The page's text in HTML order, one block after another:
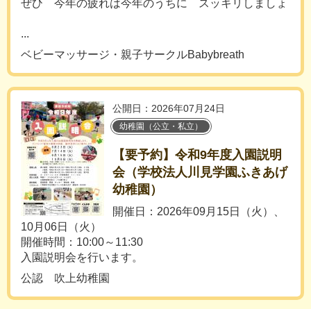
ぜひ 今年の疲れは今年のうちに スッキリしましょ
...
ベビーマッサージ・親子サークルBabybreath
公開日：2026年07月24日
幼稚園（公立・私立）
【要予約】令和9年度入園説明
会（学校法人川見学園ふきあげ
幼稚園）
開催日：2026年09月15日（火）、
10月06日（火）
開催時間：10:00～11:30
入園説明会を行います。
公認 吹上幼稚園